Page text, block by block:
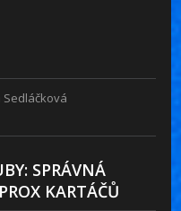
Sedláčková
SPRÁVNÁ
KARTÁČŮ